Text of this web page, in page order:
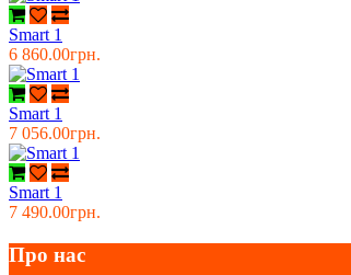
Smart 1
6 860.00грн.
Smart 1
7 056.00грн.
Smart 1
7 490.00грн.
Про нас